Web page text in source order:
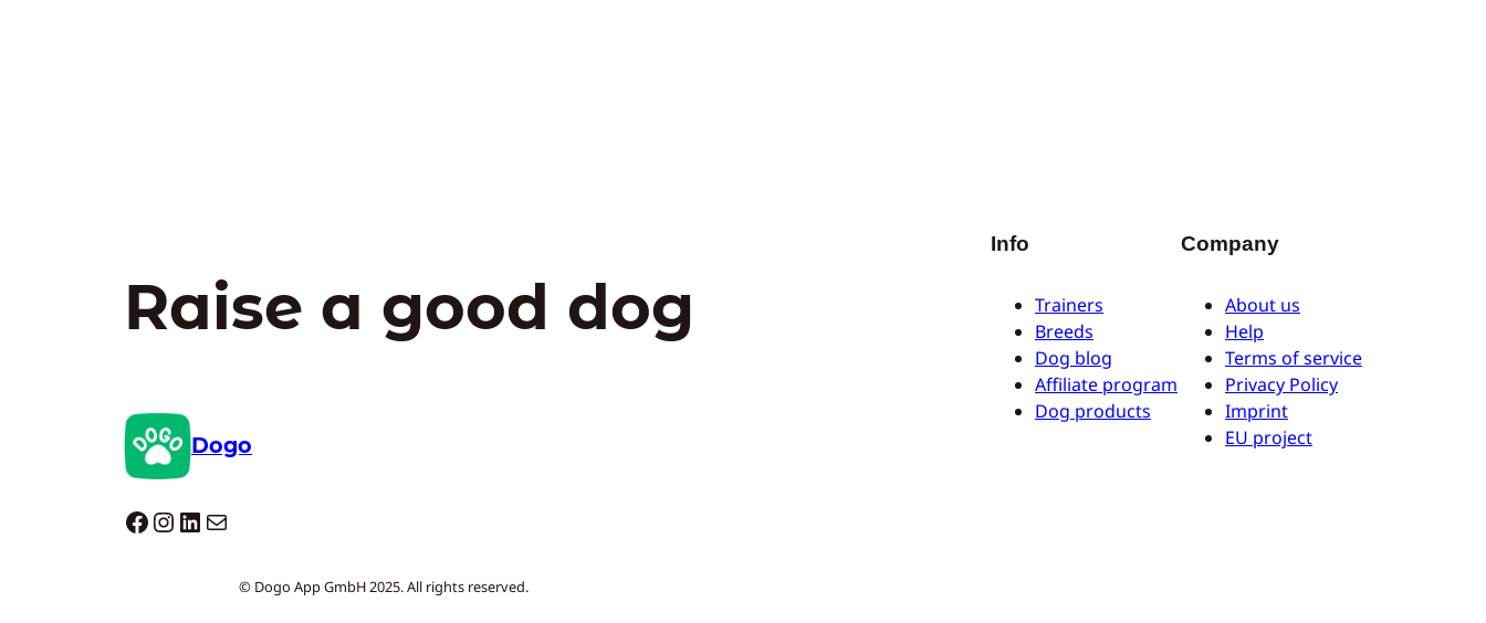
Raise a good dog
Dogo
Dogo facebook InstagramLinkedIn E-mail
Info
Trainers
Breeds
Dog blog
Affiliate program
Dog products
Company
About us
Help
Terms of service
Privacy Policy
Imprint
EU project
© Dogo App GmbH 2025. All rights reserved.